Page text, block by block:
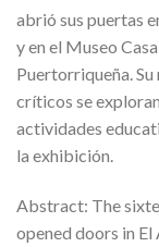
abrió sus puertas
y en el Museo
Puertorriqueña.
críticos se
actividades
la exhibición.
Abstract: The
opened doors in